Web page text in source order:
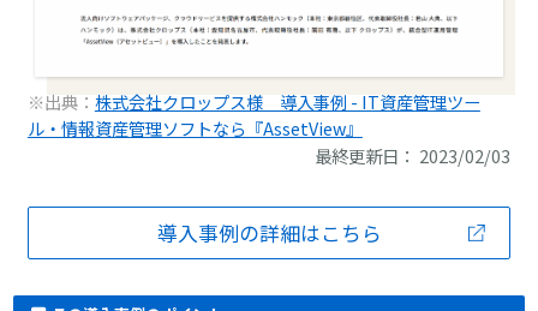
※出典： 株式会社クロップス様 導入事例 - IT資産管理ツー
ル・情報資産管理ソフトなら『AssetView』
最終更新日： 2023/02/03
導入事例の詳細はこちら